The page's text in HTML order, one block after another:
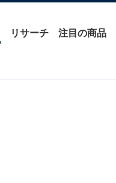
リサーチ 注目の商品